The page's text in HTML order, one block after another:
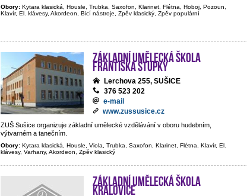
Obory: Kytara klasická, Housle, Trubka, Saxofon, Klarinet, Flétna, Hoboj, Pozoun,
Klavír, El. klávesy, Akordeon, Bicí nástroje, Zpěv klasický, Zpěv populární
Základní umělecká škola
Františka Stupky
Lerchova 255, SUŠICE
376 523 202
e-mail
www.zussusice.cz
ZUŠ Sušice organizuje základní umělecké vzdělávání v oboru hudebním,
výtvarném a tanečním.
Obory: Kytara klasická, Housle, Viola, Trubka, Saxofon, Klarinet, Flétna, Klavír, El.
klávesy, Varhany, Akordeon, Zpěv klasický
Základní umělecká škola
Kralovice